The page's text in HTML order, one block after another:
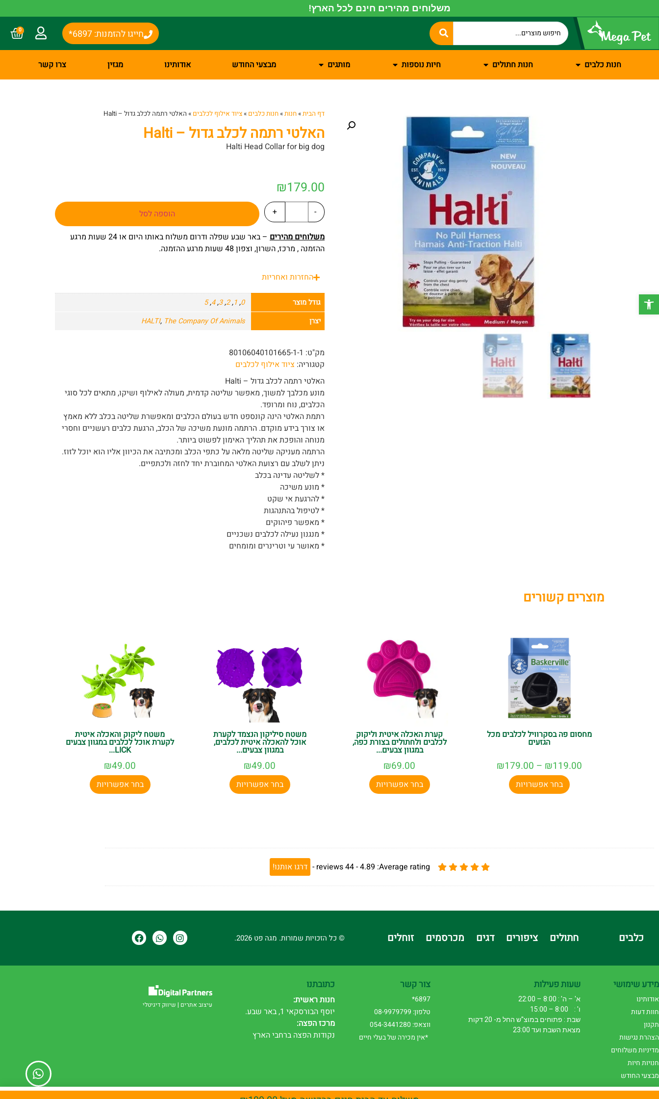
פתח סרגל נגישות
משלוחים מהירים חינם לכל הארץ!
חייגו להזמנות: 6897* 0
חנות כלבים חנות חתולים חיות נוספות מותגים מבצעי החודש אודותינו מגזין צרו קשר
דף הבית»חנות»חנות כלבים »ציוד אילוף לכלבים » האלטי רתמה לכלב גדול – Halti
האלטי רתמה לכלב גדול – Halti
Halti Head Collar for big dog
₪179.00
-
+
הוספה לסל
משלוחים מהירים
– באר שבע שפלה ודרום משלוח באותו היום או 24 שעות מרגע
ההזמנה , מרכז, השרון, וצפון 48 שעות מרגע ההזמנה.
החזרות ואחריות
גודל מוצר 0
,
1
,
2
,
3
,
4
,
5
יצרן
HALTI, The Company Of Animals
מק"ט: 80106040101665-1-1
קטגוריה: ציוד אילוף לכלבים
האלטי רתמה לכלב גדול – Halti
מונע מכלבך למשוך, מאפשר שליטה קדמית, מעולה לאילוף ושיקו, מתאים לכל סוגי
הכלבים, נוח ומרופד.
רתמת האלטי הינה קונספט חדש בעולם הכלבים ומאפשרת שליטה בכלב ללא מאמץ
או צורך בידע מוקדם. הרתמה מונעת משיכה של הכלב, הרגעת כלבים רעשניים וחסרי
מנוחה והופכת את תהליך האימון לפשוט ביותר.
הרתמה מעניקה שליטה מלאה על כתפי הכלב ומכתיבה את הכיוון אליו הוא יוכל לזוז.
ניתן לשלב עם רצועת האלטי המחוברת יחד לחזה ולכתפיים.
* לשליטה עדינה בכלב
* מונע משיכה
* להרגעת אי שקט
* לטיפול בהתנהגות
* מאפשר פיהוקים
* מנגנון נעילה לכלבים נשכניים
* מאושר עי וטרינרים ומומחים
מוצרים קשורים
מחסום פה בסקרוויל לכלבים מכל
הגזעים
₪119.00
–
₪179.00
בחר אפשרויות
קערת האכלה איטית וליקוק
לכלבים ולחתולים בצורת כפה,
במגוון צבעים...
₪69.00
בחר אפשרויות
משטח סיליקון הנצמד לקערת
אוכל להאכלה איטית לכלבים,
במגוון צבעים...
₪49.00
בחר אפשרויות
משטח ליקוק והאכלה איטית
לקערת אוכל לכלבים במגוון צבעים
LICK...
₪49.00
בחר אפשרויות
Average rating:
4.89 -
44
reviews
- דרגו אותנו!
כלבים חתולים ציפורים דגים מכרסמים זוחלים © כל הזכויות שמורות. מגה פט 2026.
מידע שימושי
אודותינו
חוות דעות
תקנון
הצהרת נגישות
מדיניות משלוחים
חנויות חיות
מבצעי החודש
שעות פעילות
א' – ה' : 8:00 – 22:00
ו' : 8:00 – 15:00
שבת : פתוחים במוצ"ש החל מ- 20 דקות
מצאת השבת ועד 23:00
צור קשר
6897*
טלפון: 08-9979799
ווצאפ: 054-3441280
*אין מכירה של בעלי חיים
כתובתנו
חנות ראשית:
יוסף הבורסקאי 1, באר שבע.
מרכז הפצה:
נקודות הפצה ברחבי הארץ
עיצוב אתרים | שיווק דיגיטלי